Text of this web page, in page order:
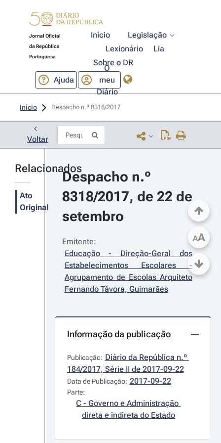
Jornal Oficial
da República
Portuguesa
Início
Legislação
Lexionário
Lia
Sobre o DR
Ajuda
O
meu
Diário
Início Despacho n.º 8318/2017
Voltar
Relacionados
Ato
Original
Despacho n.º
8318/2017, de 22 de
setembro
Emitente:
Educação - Direção-Geral dos
Estabelecimentos Escolares -
Agrupamento de Escolas Arquiteto
Fernando Távora, Guimarães
Informação da publicação
Publicação: Diário da República n.º
184/2017, Série II de 2017-09-22
Data de Publicação: 2017-09-22
Parte:
C - Governo e Administração
direta e indireta do Estado
AA